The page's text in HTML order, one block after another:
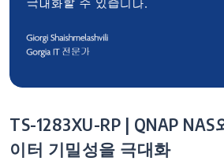
TS-1283XU-RP | QNAP
이터 기밀성을 극대화